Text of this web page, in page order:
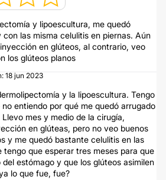
y lipoescultura, me quedó
las misma celulitis en piernas. Aún
en glúteos, al contrario, veo
los glúteos planos
18 jun 2023
y la lipoescultura. Tengo
entiendo por qué me quedó arrugado
mes y medio de la cirugía,
en glúteas, pero no veo buenos
y me quedó bastante celulitis en las
tengo que esperar tres meses para que
estómago y que los glúteos asimilen
lo que fue, fue?